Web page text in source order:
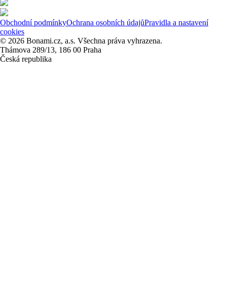
Obchodní podmínkyOchrana osobních údajůPravidla a nastavení
cookies
© 2026 Bonami.cz, a.s. Všechna práva vyhrazena.
Thámova 289/13, 186 00 Praha
Česká republika